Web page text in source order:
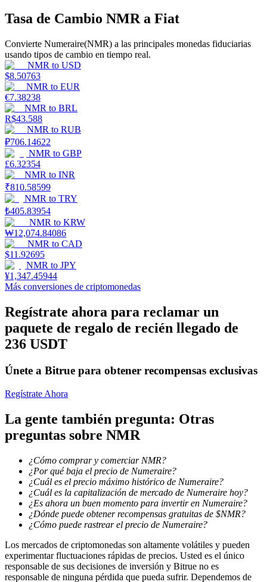
Staking
Alta rentabilidad y acceso instantáneo
Launchpool
Participación flexible para ganar tokens populares
Bloqueos BTR
Préstamos
Servicio de préstamos respaldado por criptomonedas
Tasa de Cambio NMR a Fiat
Convierte Numeraire(NMR) a las principales monedas fiduciarias
usando tipos de cambio en tiempo real.
NMR to USD
$8.50763
NMR to EUR
€7.38238
NMR to BRL
R$43.588
NMR to RUB
₽706.14622
NMR to GBP
£6.32354
NMR to INR
₹810.58599
NMR to TRY
₺405.83954
NMR to KRW
₩12,074.84086
NMR to CAD
$11.92695
NMR to JPY
¥1,347.45944
Más conversiones de criptomonedas
Regístrate ahora para reclamar un
paquete de regalo de recién llegado de
236 USDT
Únete a Bitrue para obtener recompensas exclusivas
Regístrate Ahora
La gente también pregunta: Otras
preguntas sobre NMR
¿Cómo comprar y comerciar NMR?
¿Por qué baja el precio de Numeraire?
¿Cuál es el precio máximo histórico de Numeraire?
¿Cuál es la capitalización de mercado de Numeraire hoy?
¿Es ahora un buen momento para invertir en Numeraire?
¿Dónde puede obtener recompensas gratuitas de $NMR?
¿Cómo puede rastrear el precio de Numeraire?
Los mercados de criptomonedas son altamente volátiles y pueden
experimentar fluctuaciones rápidas de precios. Usted es el único
responsable de sus decisiones de inversión y Bitrue no es
responsable de ninguna pérdida que pueda sufrir. Dependemos de